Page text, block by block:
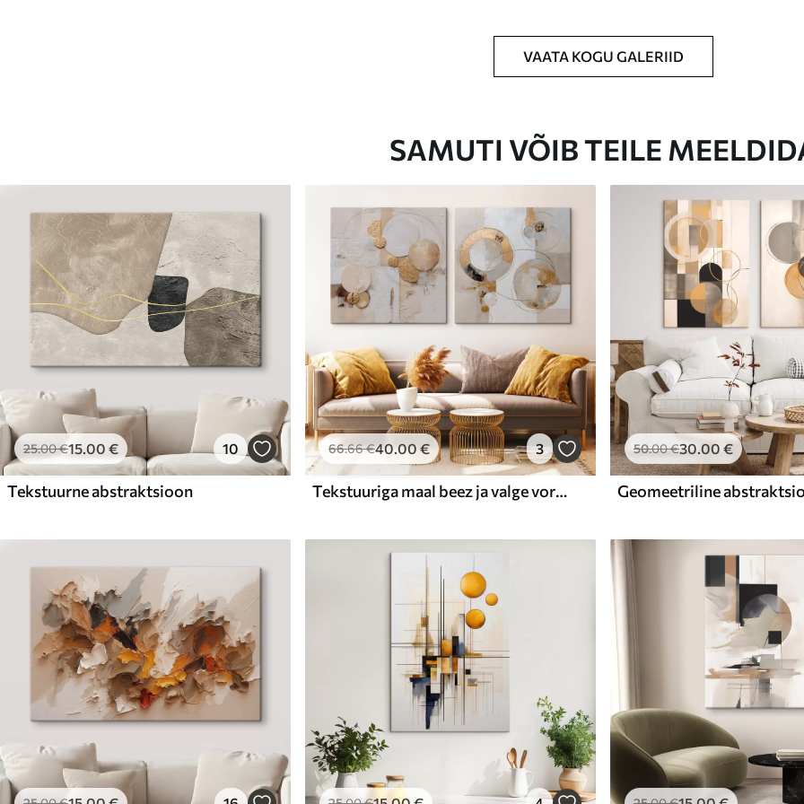
VAATA KOGU GALERIID
SAMUTI VÕIB TEILE
25.00€15.00 € 10
Tekstuurne abstraktsioon
66.66€40.00 € 3
Tekstuuriga maal beez ja valge vormidega
50.00€30.00 €